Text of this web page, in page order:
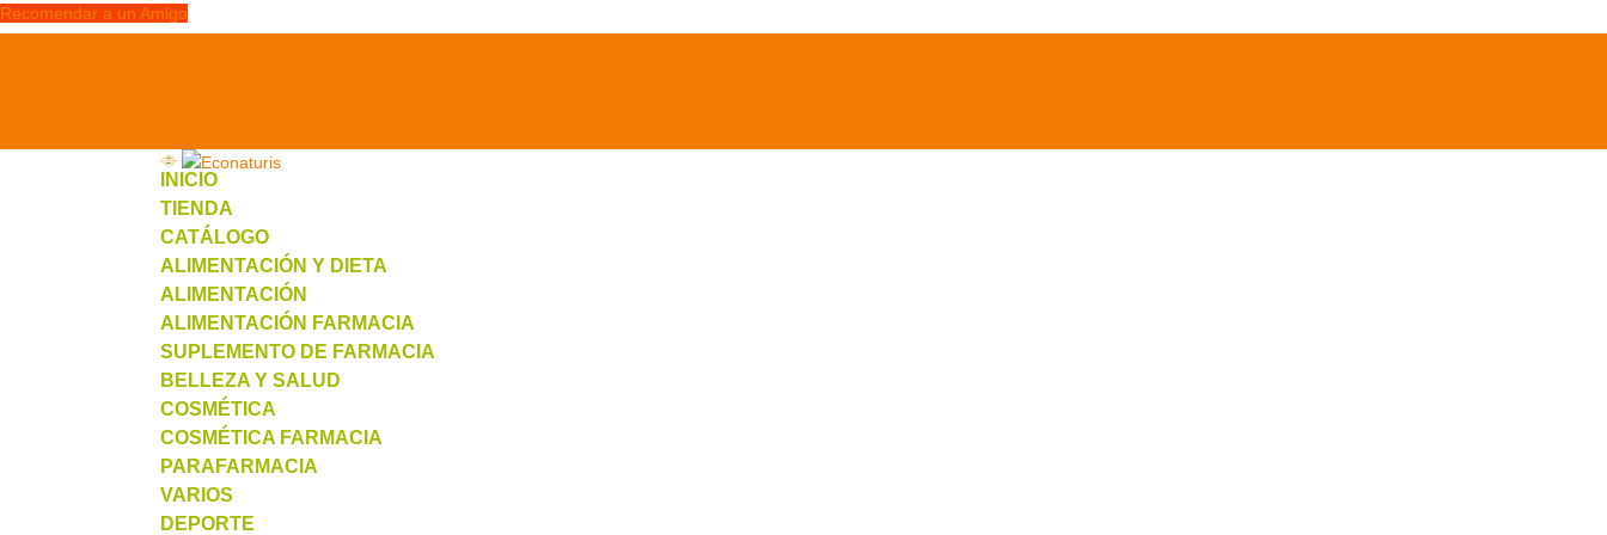
Recomendar a un Amigo
INICIO
TIENDA
CATÁLOGO
ALIMENTACIÓN Y DIETA
ALIMENTACIÓN
ALIMENTACIÓN FARMACIA
SUPLEMENTO DE FARMACIA
BELLEZA Y SALUD
COSMÉTICA
COSMÉTICA FARMACIA
PARAFARMACIA
VARIOS
DEPORTE